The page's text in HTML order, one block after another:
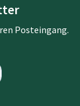
Posteingang.